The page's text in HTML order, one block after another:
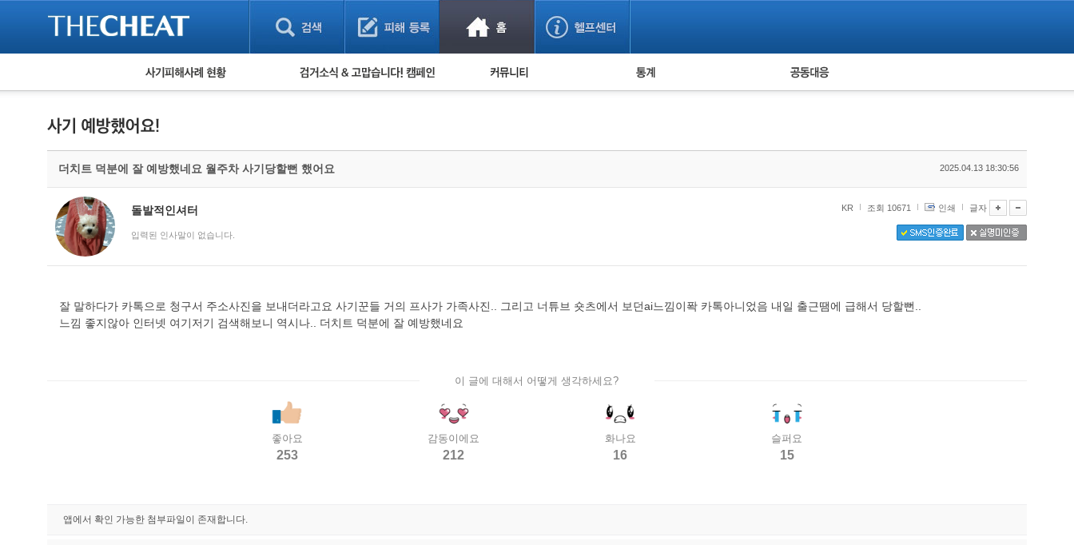
피해사례 현황
게임 · 비실물 피해사례
보이스피싱 피해사례
유해사이트 목록
비공개 피해사례
워킹홀리데이 피해사례
검거 소식 사기 예방했어요! 누적 피해사례 통계 피해자 공동대응
더치트 덕분에 잘 예방했네요 월주차 사기당할뻔 했어요 2025.04.13 18:30:56
돌발적인셔터
입력된 인사말이 없습니다.
KR 조회 10671 인쇄 글자
잘 말하다가 카톡으로 청구서 주소사진을 보내더라고요 사기꾼들 거의 프사가 가족사진.. 그리고 너튜브 숏츠에서 보던ai느낌이퐉 카톡아니었음 내일 출근땜에 급해서 당할뻔..
느낌 좋지않아 인터넷 여기저기 검색해보니 역시나.. 더치트 덕분에 잘 예방했네요
이 글에 대해서 어떻게 생각하세요?
좋아요
253
감동이에요
212
화나요
16
슬퍼요
15
앱에서 확인 가능한 첨부파일이 존재합니다.